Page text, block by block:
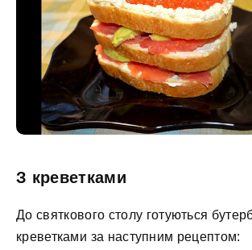
З креветками
До святкового столу готуються
креветками за наступним рецептом: